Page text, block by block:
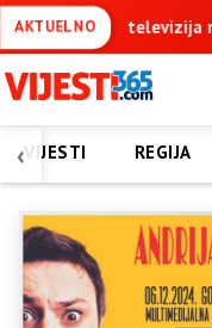
AKTUELNO
objektivno, već
‹VIJESTI REGIJA